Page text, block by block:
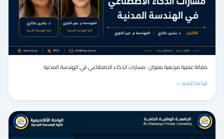
مقالة علمية مرجعية بعنوان : مسارات الذكاء الاصطناعي في الهندسة المدنية
الاصطناعي
الهندسة
المدنية
قراءة المزيد »
مقالة
علمية
مرجعية